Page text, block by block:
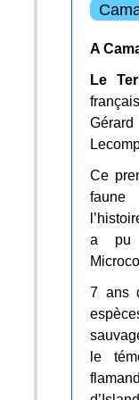
A
Le
Ce
faune
a pu
7 ans
le